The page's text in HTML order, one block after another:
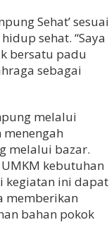
Sehat’ sesuai
sehat. “Saya
bersatu padu
sebagai
melalui
melalui bazar.
kebutuhan
kegiatan ini dapat
memberikan
bahan pokok